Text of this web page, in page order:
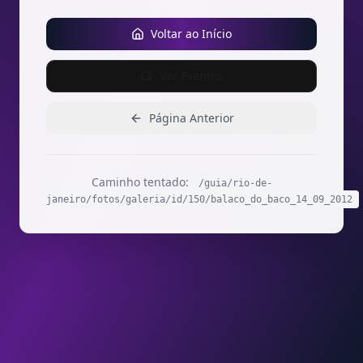
Voltar ao Início
Página Anterior
Caminho tentado:
/guia/rio-de-
janeiro/fotos/galeria/id/150/balaco_do_baco_14_09_2012